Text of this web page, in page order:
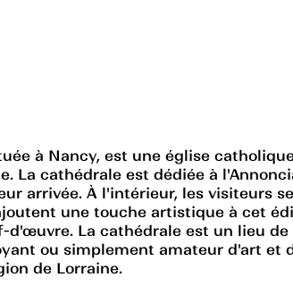
à Nancy, est une église
La cathédrale est dédiée à
arrivée. À l'intérieur, les visiteurs
une touche artistique à cet
d'œuvre. La cathédrale est un lieu
ou simplement amateur d'art et
de Lorraine.